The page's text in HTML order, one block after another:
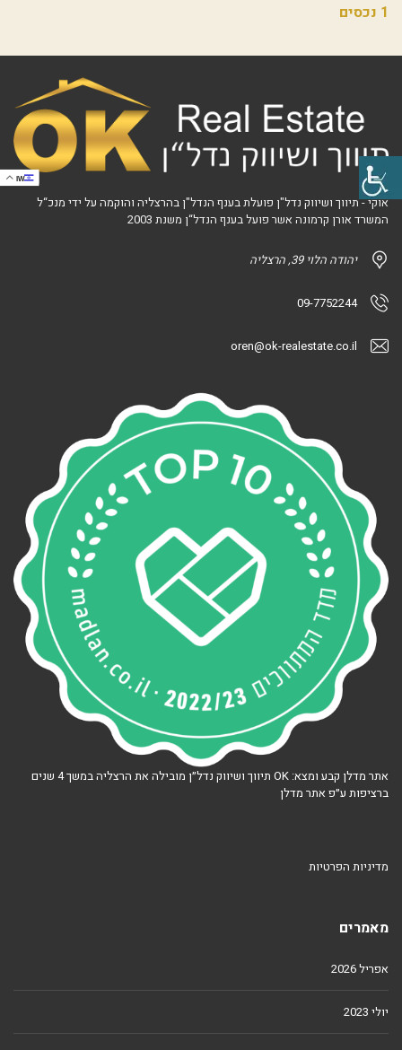
1 נכסים
אוקי - תיווך ושיווק נדל"ן פועלת בענף הנדל"ן בהרצליה והוקמה על ידי מנכ“ל
המשרד אורן קרמונה אשר פועל בענף הנדל“ן משנת 2003
יהודה הלוי 39, הרצליה
09-7752244
oren@ok-realestate.co.il
אתר מדלן קבע ומצא: OK תיווך ושיווק נדל״ן מובילה את הרצליה במשך 4 שנים
ברציפות ע״פ אתר מדלן
מדיניות הפרטיות
מאמרים
אפריל 2026
יולי 2023
IW